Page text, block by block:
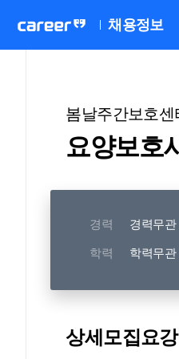
채용정보
봄날주간보호센
요양보호
경력 경력무관
학력 학력무관
상세모집요강